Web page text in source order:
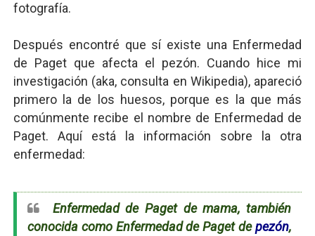
fotografía.
Después encontré que sí existe una Enfermedad
de Paget que afecta el pezón. Cuando hice mi
investigación (aka, consulta en Wikipedia), apareció
primero la de los huesos, porque es la que más
comúnmente recibe el nombre de Enfermedad de
Paget. Aquí está la información sobre la otra
enfermedad:
Enfermedad de Paget de mama, también
conocida como Enfermedad de Paget depezón,